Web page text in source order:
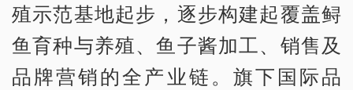
殖示范基地起步，逐步构建起覆盖鲟
鱼育种与养殖、鱼子酱加工、销售及
品牌营销的全产业链。旗下国际品